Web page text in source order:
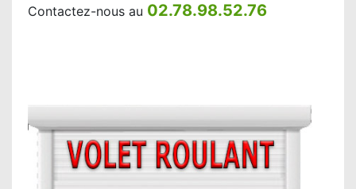
Contactez-nous au 02.78.98.52.76